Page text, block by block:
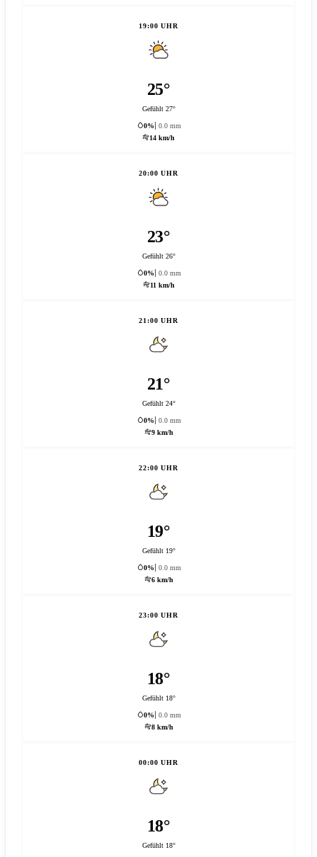
19:00 UHR
25°
Gefühlt 27°
0%
0.0 mm
14 km/h
20:00 UHR
23°
Gefühlt 26°
0%
0.0 mm
11 km/h
21:00 UHR
21°
Gefühlt 24°
0%
0.0 mm
9 km/h
22:00 UHR
19°
Gefühlt 19°
0%
0.0 mm
6 km/h
23:00 UHR
18°
Gefühlt 18°
0%
0.0 mm
8 km/h
00:00 UHR
18°
Gefühlt 18°